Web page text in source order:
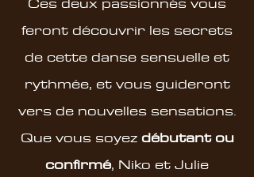
feront découvrir les secrets
de cette danse sensuelle et
rythmée, et vous guideront
vers de nouvelles sensations.
Que vous soyezdébutant ou
confirmé, Niko et Julie